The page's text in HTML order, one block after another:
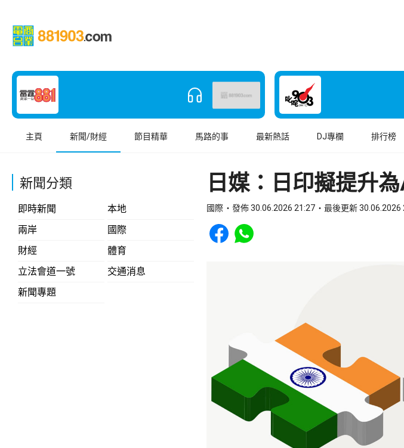
主頁 新聞/財經 節目精華 馬路的事 最新熱話 DJ專欄 排行榜
新聞分類
即時新聞
本地
兩岸
國際
財經
體育
立法會道一號
交通消息
新聞專題
日媒：日印擬提升
國際 發佈 30.06.2026 21:27 最後更新 30.06.2026
Share to Facebook
Share to WhatsApp